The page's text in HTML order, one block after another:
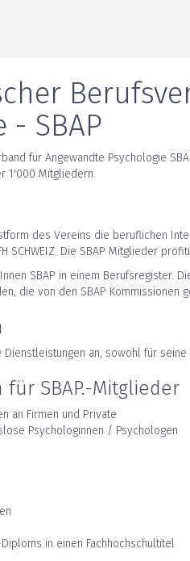
- SBAP
für Angewandte Psychologie
1'000 Mitgliedern.
des Vereins die beruflichen
SCHWEIZ. Die SBAP Mitglieder
SBAP in einem Berufsregister.
die von den SBAP Kommissionen
an, sowohl für
SBAP.-Mitglieder
an Firmen und Private
Psychologinnen / Psychologen
in einen Fachhochschultitel